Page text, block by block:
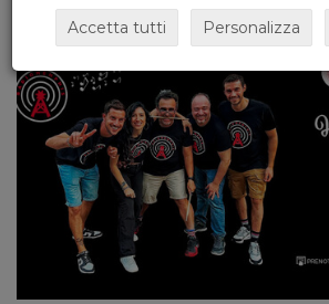
Accetta tutti Personalizza